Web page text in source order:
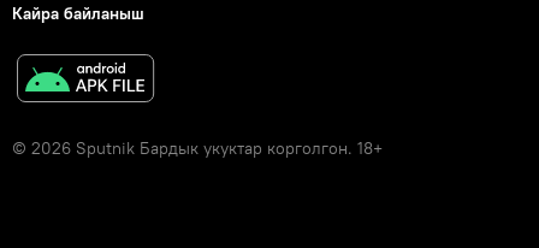
Кайра байланыш
© 2026 Sputnik Бардык укуктар корголгон. 18+